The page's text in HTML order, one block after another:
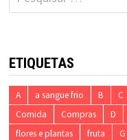
por:
ETIQUETAS
A a sangue frio B C
Comida
Compras D
flores e plantas
fruta G